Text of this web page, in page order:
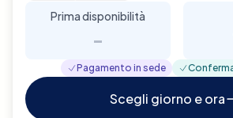
Prima disponibilità
-
Pagamento in sede
Scegli giorno e ora